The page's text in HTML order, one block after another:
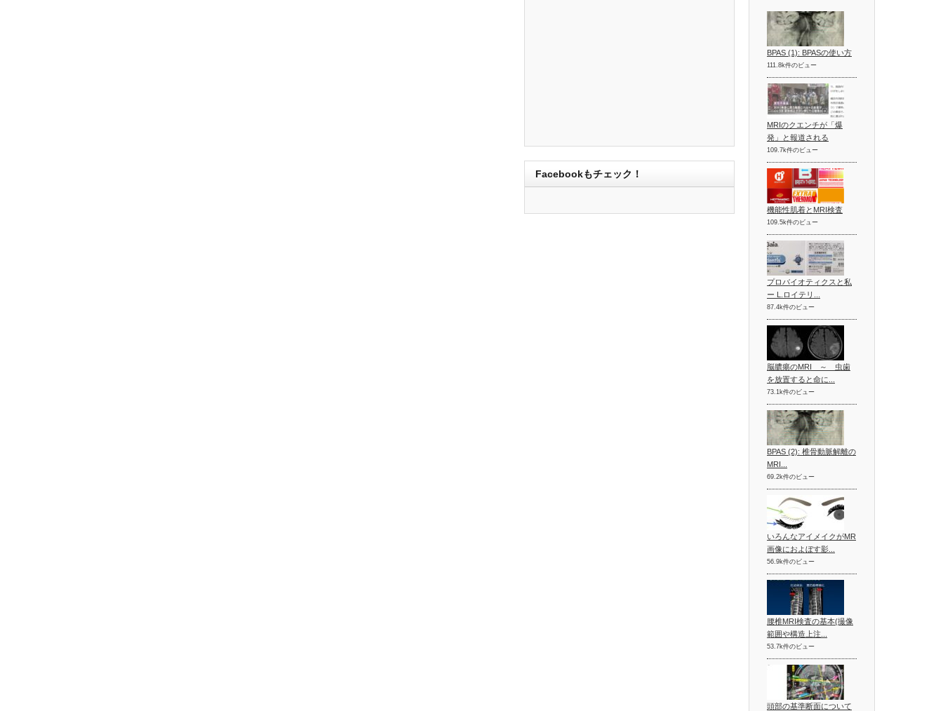
Facebookもチェック！
BPAS (1): BPASの使い方
111.8k件のビュー
MRIのクエンチが「爆
発」と報道される
109.7k件のビュー
機能性肌着とMRI検査
109.5k件のビュー
プロバイオティクスと私
ー L.ロイテリ...
87.4k件のビュー
脳膿瘍のMRI ～ 虫歯
を放置すると命に...
73.1k件のビュー
BPAS (2): 椎骨動脈解離の
MRI...
69.2k件のビュー
いろんなアイメイクがMR
画像におよぼす影...
56.9k件のビュー
腰椎MRI検査の基本(撮像
範囲や構造上注...
53.7k件のビュー
頭部の基準断面について